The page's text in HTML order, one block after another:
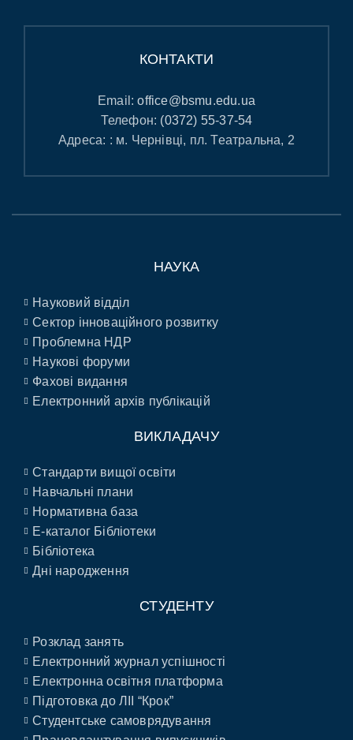
КОНТАКТИ
Email:office@bsmu.edu.ua
Телефон: (0372) 55-37-54
Адреса: : м. Чернівці, пл. Театральна, 2
НАУКА
Науковий відділ
Сектор інноваційного розвитку
Проблемна НДР
Наукові форуми
Фахові видання
Електронний архів публікацій
ВИКЛАДАЧУ
Стандарти вищої освіти
Навчальні плани
Нормативна база
E-каталог Бібліотеки
Бібліотека
Дні народження
СТУДЕНТУ
Розклад занять
Електронний журнал успішності
Електронна освітня платформа
Підготовка до ЛІІ “Крок”
Студентське самоврядування